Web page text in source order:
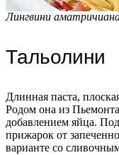
Лингвини
Тальолини
Длинная паста,
Родом она из
добавлением яйца.
прижарок от
варианте со